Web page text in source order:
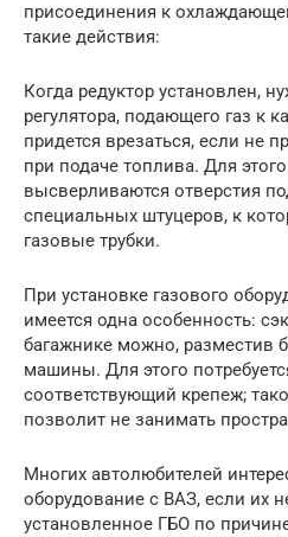
присоединения к
такие действия:
Когда редуктор установлен,
регулятора, подающего газ к
придется врезаться, если не
при подаче топлива. Для
высверливаются отверстия
специальных штуцеров, к
газовые трубки.
При установке газового
имеется одна особенность:
багажнике можно, разместив
машины. Для этого
соответствующий крепеж;
позволит не занимать
Многих автолюбителей
оборудование с ВАЗ, если их
установленное ГБО по